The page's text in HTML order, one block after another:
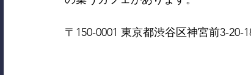
〒150-0001 東京都渋谷区神宮前3-20-